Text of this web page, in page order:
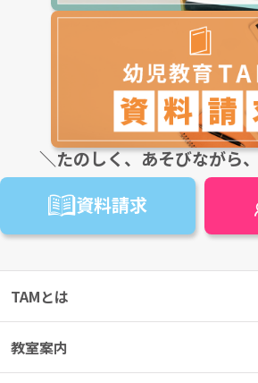
＼たのしく、あそびながら
資料請求
TAMとは
教室案内